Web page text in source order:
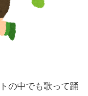
の中でも歌って踊